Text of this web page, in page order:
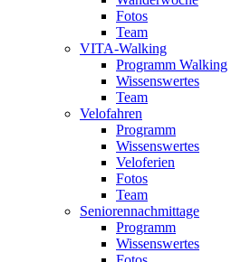
Fotos
Team
VITA-Walking
Programm Walking
Wissenswertes
Team
Velofahren
Programm
Wissenswertes
Veloferien
Fotos
Team
Seniorennachmittage
Programm
Wissenswertes